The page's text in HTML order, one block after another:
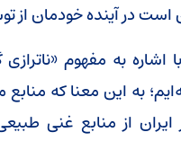
است در آینده خودمان
به مفهوم
به این معنا که منابع
از منابع غنی